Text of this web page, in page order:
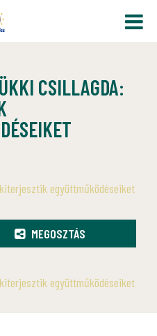
CSILLAGDA:
együttműködéseiket
MEGOSZTÁS
együttműködéseiket